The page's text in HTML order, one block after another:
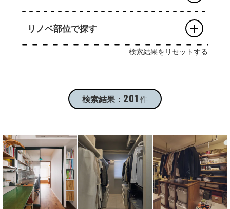
リノベ部位で探す
検索結果をリセットする
検索結果： 201件